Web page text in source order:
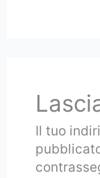
Il tuo